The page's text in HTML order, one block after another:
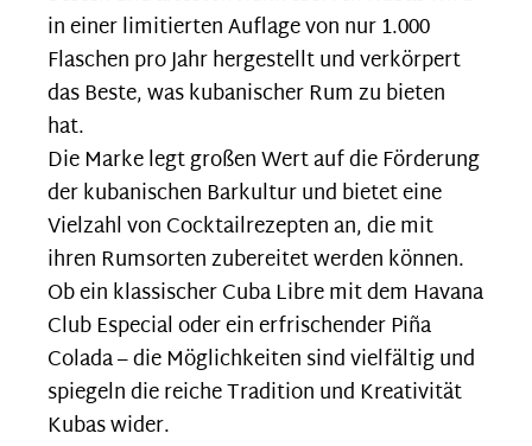
in einer limitierten Auflage von nur 1.000
Flaschen pro Jahr hergestellt und verkörpert
das Beste, was kubanischer Rum zu bieten
hat.
Die Marke legt großen Wert auf die Förderung
der kubanischen Barkultur und bietet eine
Vielzahl von Cocktailrezepten an, die mit
ihren Rumsorten zubereitet werden können.
Ob ein klassischer Cuba Libre mit dem Havana
Club Especial oder ein erfrischender Piña
Colada – die Möglichkeiten sind vielfältig und
spiegeln die reiche Tradition und Kreativität
Kubas wider.